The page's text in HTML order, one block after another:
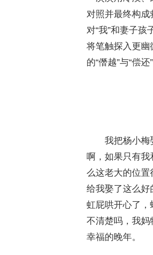
对照并最终构成
对“我”和妻子孩
将笔触探入更幽
的“僭越”与“偿
我把杨小梅
啊，如果只有我
么这老大的位置
给我娶了这么好
虹屁哄开心了
不清楚吗，我妈
幸福的晚年。